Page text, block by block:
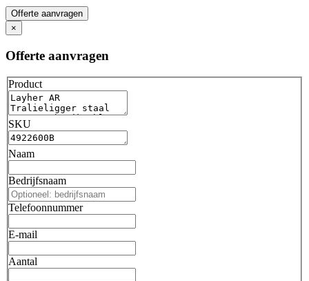
Offerte aanvragen
×
Offerte aanvragen
Product
SKU
Naam
Bedrijfsnaam
Telefoonnummer
E-mail
Aantal